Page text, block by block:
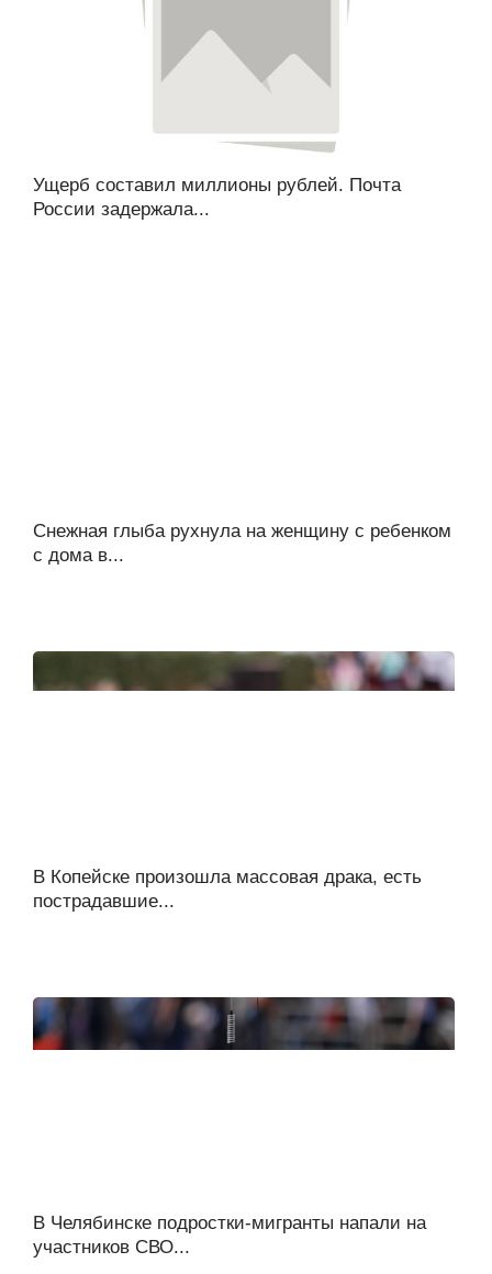
Ущерб составил миллионы рублей. Почта
России задержала...
Снежная глыба рухнула на женщину с ребенком
с дома в...
В Копейске произошла массовая драка, есть
пострадавшие...
В Челябинске подростки-мигранты напали на
участников СВО...